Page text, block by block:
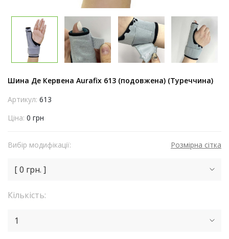
Шина Де Кервена Aurafix 613 (подовжена) (Туреччина)
Артикул: 613
Ціна: 0 грн
Вибір модифікації: Розмірна сітка
[ 0 грн. ]
Кількість:
1